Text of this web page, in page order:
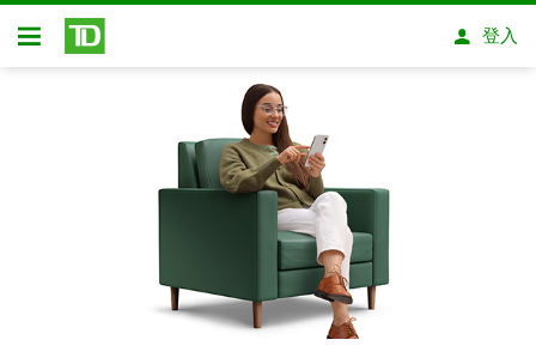
略過進入主要內容
開放式房屋貸款
登入